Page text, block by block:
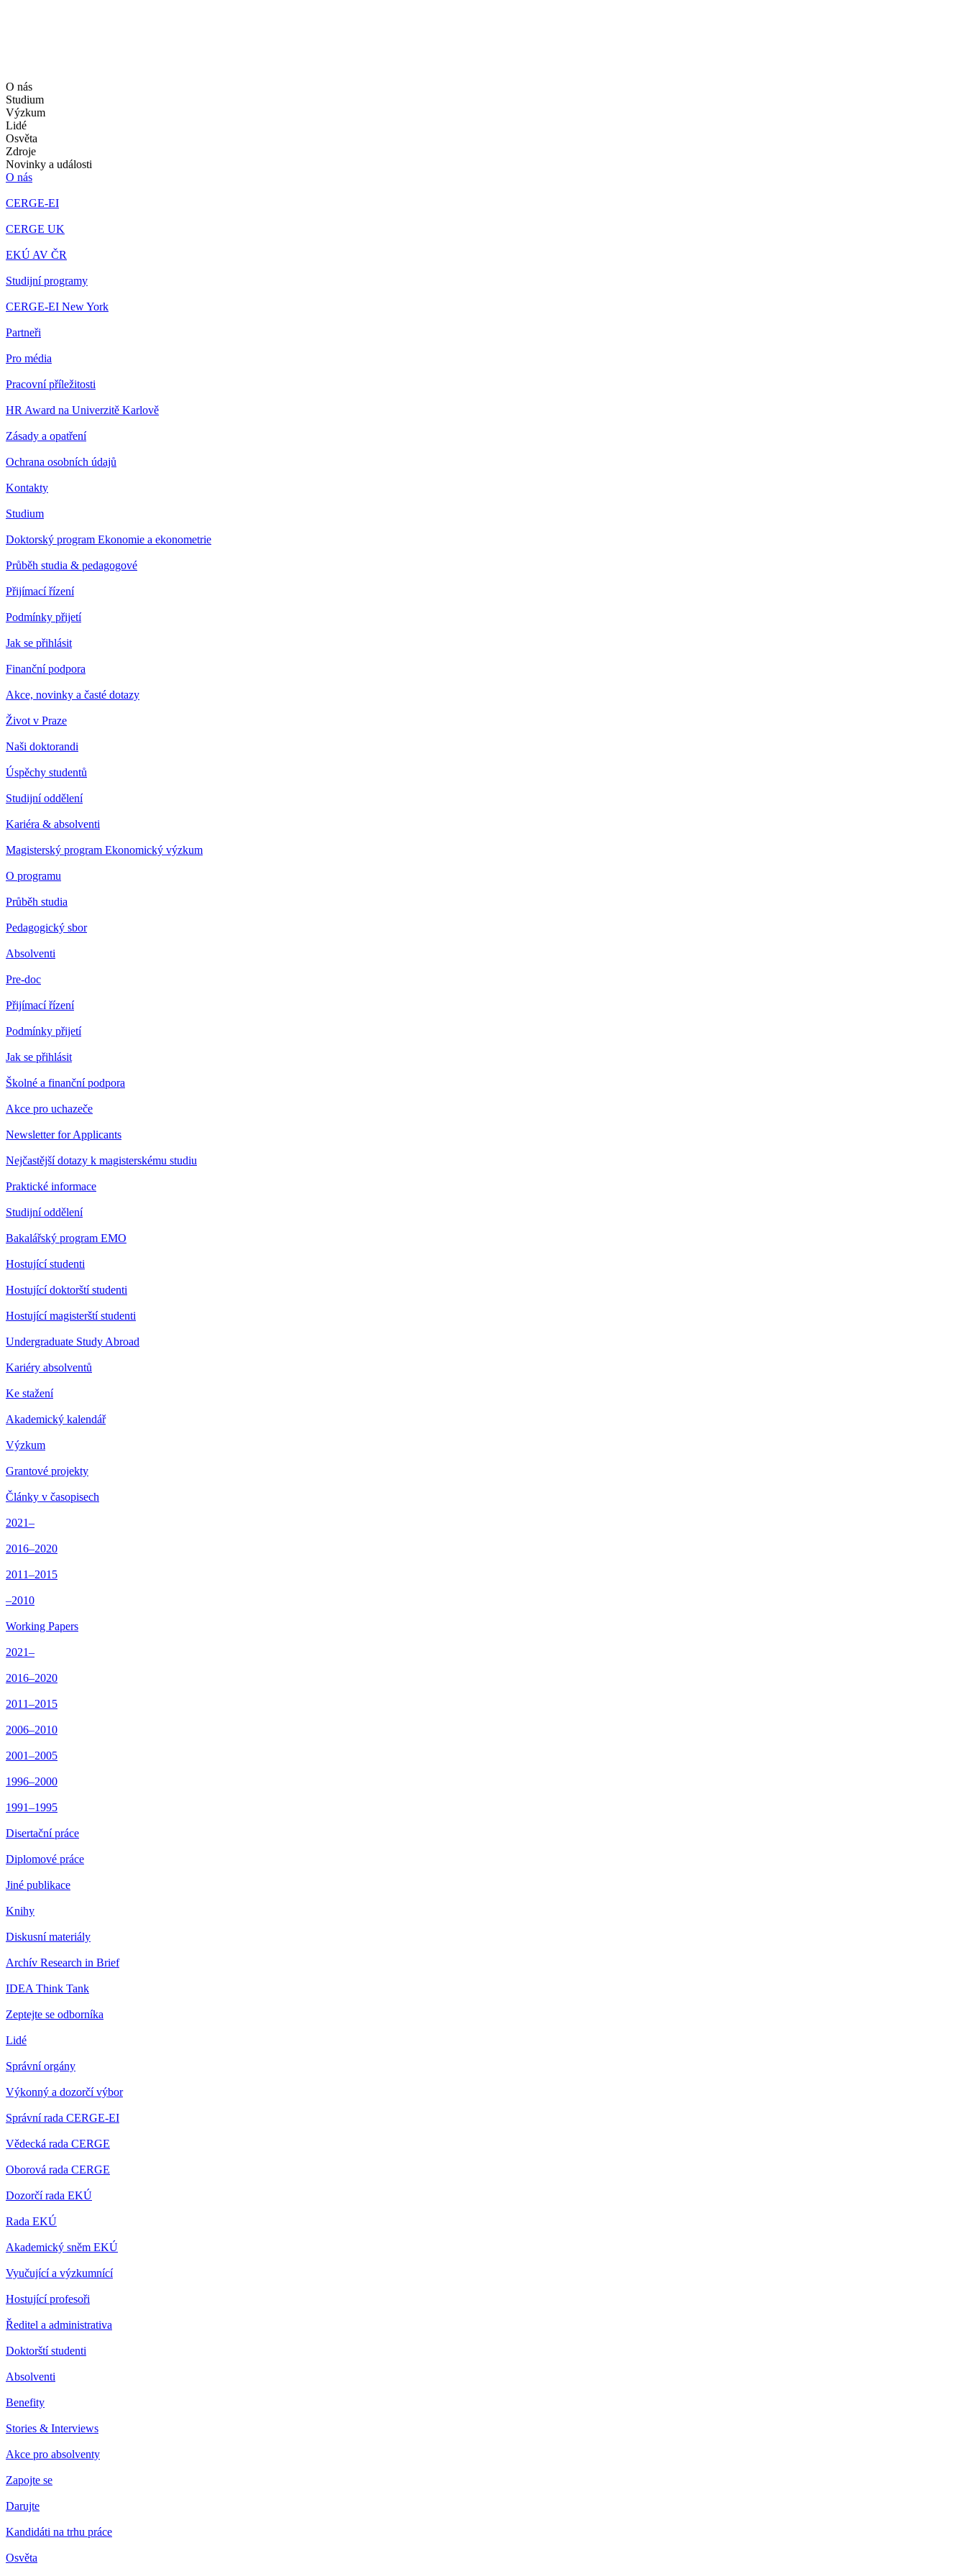
O nás
Studium
Výzkum
Lidé
Osvěta
Zdroje
Novinky a události
O nás
CERGE-EI
CERGE UK
EKÚ AV ČR
Studijní programy
CERGE-EI New York
Partneři
Pro média
Pracovní příležitosti
HR Award na Univerzitě Karlově
Zásady a opatření
Ochrana osobních údajů
Kontakty
Studium
Doktorský program Ekonomie a ekonometrie
Průběh studia & pedagogové
Přijímací řízení
Podmínky přijetí
Jak se přihlásit
Finanční podpora
Akce, novinky a časté dotazy
Život v Praze
Naši doktorandi
Úspěchy studentů
Studijní oddělení
Kariéra & absolventi
Magisterský program Ekonomický výzkum
O programu
Průběh studia
Pedagogický sbor
Absolventi
Pre-doc
Přijímací řízení
Podmínky přijetí
Jak se přihlásit
Školné a finanční podpora
Akce pro uchazeče
Newsletter for Applicants
Nejčastější dotazy k magisterskému studiu
Praktické informace
Studijní oddělení
Bakalářský program EMO
Hostující studenti
Hostující doktorští studenti
Hostující magisterští studenti
Undergraduate Study Abroad
Kariéry absolventů
Ke stažení
Akademický kalendář
Výzkum
Grantové projekty
Články v časopisech
2021–
2016–2020
2011–2015
–2010
Working Papers
2021–
2016–2020
2011–2015
2006–2010
2001–2005
1996–2000
1991–1995
Disertační práce
Diplomové práce
Jiné publikace
Knihy
Diskusní materiály
Archív Research in Brief
IDEA Think Tank
Zeptejte se odborníka
Lidé
Správní orgány
Výkonný a dozorčí výbor
Správní rada CERGE-EI
Vědecká rada CERGE
Oborová rada CERGE
Dozorčí rada EKÚ
Rada EKÚ
Akademický sněm EKÚ
Vyučující a výzkumnící
Hostující profesoři
Ředitel a administrativa
Doktorští studenti
Absolventi
Benefity
Stories & Interviews
Akce pro absolventy
Zapojte se
Darujte
Kandidáti na trhu práce
Osvěta